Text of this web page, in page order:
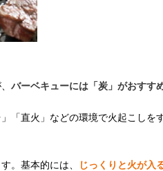
バーベキューには「炭」がおすす
「直火」などの環境で火起こしを
。基本的には、
じっくりと火が入